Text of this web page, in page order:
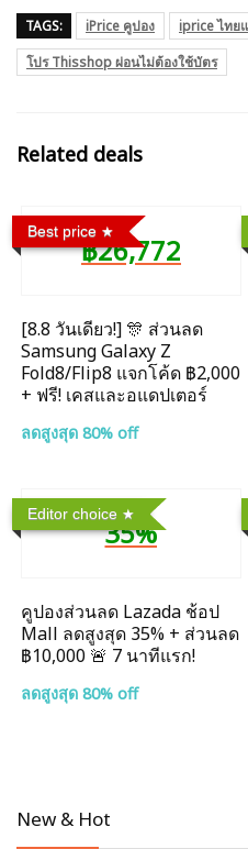
TAGS: iPrice คูปอง iprice ไทย
โปร Thisshop ผ่อนไม่ต้องใช้บัตร
Related deals
Best price
฿26,772
[8.8 วันเดียว!] 🎊 ส่วนลด
Samsung Galaxy Z
Fold8/Flip8 แจกโค้ด ฿2,000
+ ฟรี! เคสและอแดปเตอร์
ลดสูงสุด 80% off
Editor choice
35%
คูปองส่วนลด Lazada ช้อป
Mall ลดสูงสุด 35% + ส่วนลด
฿10,000 🚨 7 นาทีแรก!
ลดสูงสุด 80% off
New & Hot